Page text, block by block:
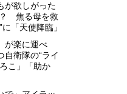
が欲しがった
焦る母を救
「天使降臨」
が楽に運べ
衛隊の“ライ
こ」「助か